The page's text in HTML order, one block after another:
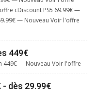
cDiscount PS5 69.99€ —
— Nouveau Voir l'offre
449€
449€ — Nouveau Voir l'offre
dès 29.99€